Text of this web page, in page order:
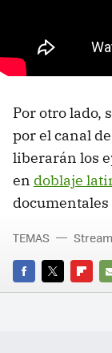
Por otro lado,
por el canal
liberarán los
en doblaje
FACEBOOK
TWITTER
TEMAS